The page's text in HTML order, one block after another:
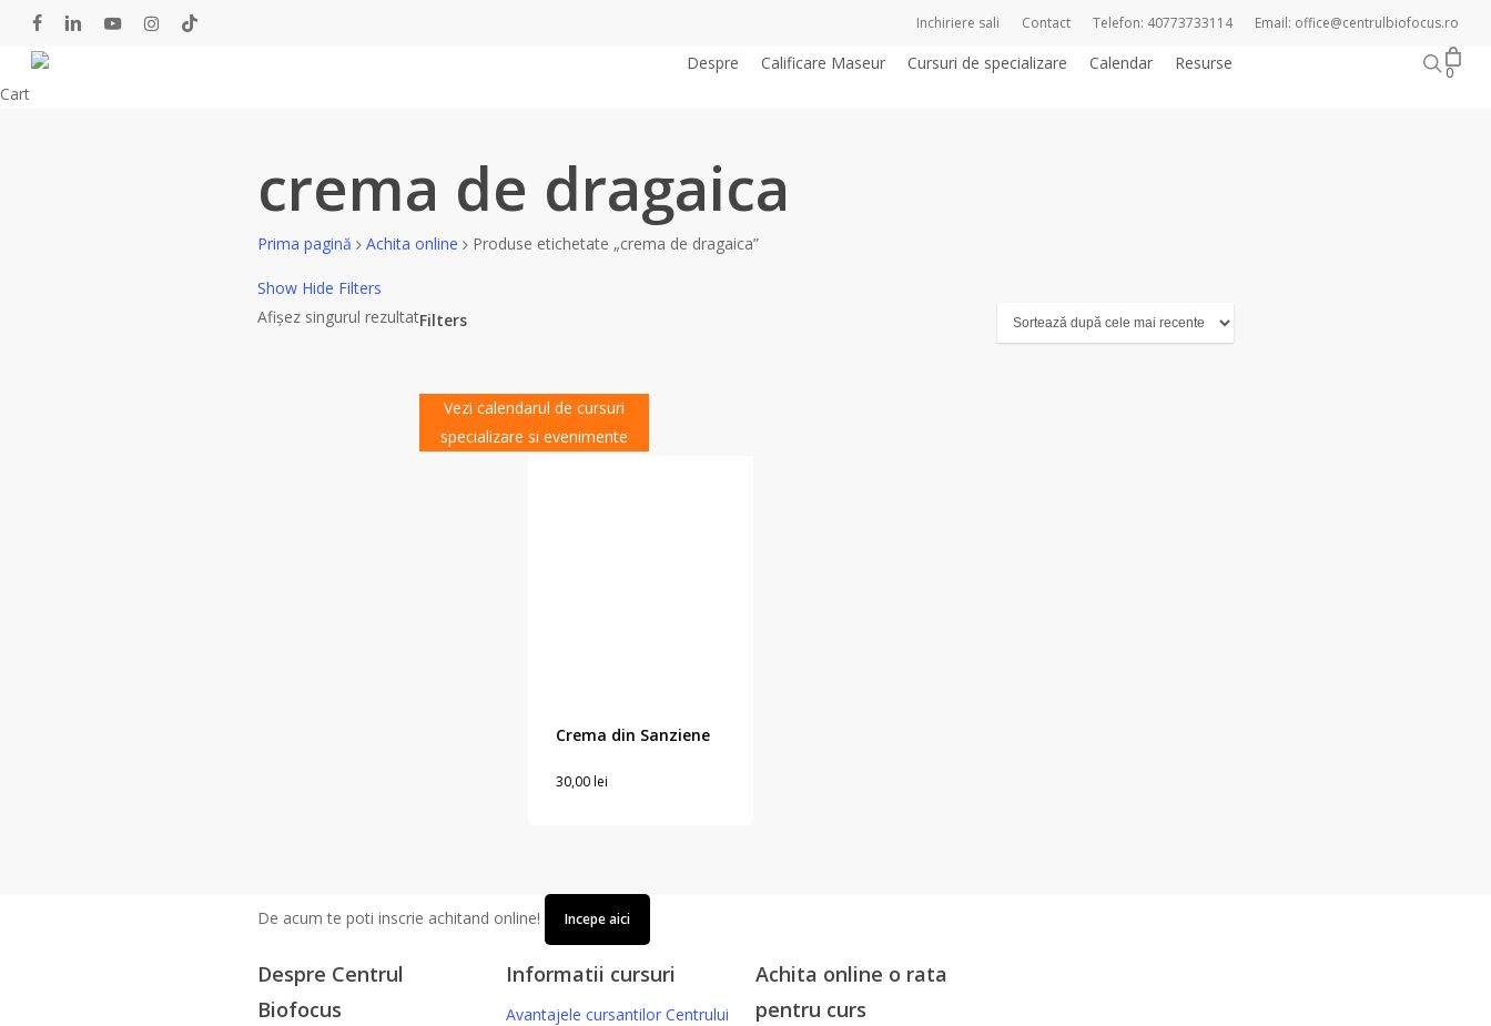
main
content
facebooklinkedin youtubeinstagram
tiktok
Inchiriere sali Contact Telefon: 40773733114 Email: office@centrulbiofocus.ro
Despre Calificare Maseur Cursuri de specializare Calendar Resurse 0
CartClose
crema de dragaica
Prima pagină Achita online Produse etichetate „crema de dragaica”
Show Hide Filters
Afișez singurul rezultatFilters
Filters
Vezi calendarul de cursuri
specializare si evenimente
Crema din Sanziene
30,00lei
De acum te poti inscrie achitand online! Incepe aici
Despre Centrul
Biofocus
Informatii cursuri
Avantajele cursantilor Centrului
Achita online o rata
pentru curs